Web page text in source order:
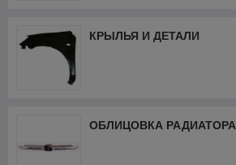
КРЫЛЬЯ И ДЕТАЛИ
ОБЛИЦОВКА РАДИАТОРА